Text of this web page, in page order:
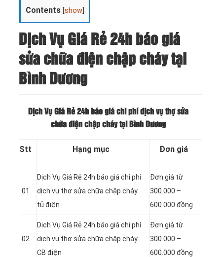
Contents [show
Dịch Vụ Giá Rẻ 24h báo giá
sửa chữa điện chập cháy tại
Bình Dương
Dịch Vụ Giá Rẻ 24h báo giá chi phí dịch vụ thợ sửa
chữa điện chập cháy tại Bình Dương
Stt Hạng mục Đơn giá
01
Dịch Vụ Giá Rẻ 24h báo giá chi phí
dịch vụ thợ sửa chữa chập cháy
tủ điện
Đơn giá từ
300.000 –
600.000 đồng
02
Dịch Vụ Giá Rẻ 24h báo giá chi phí
dịch vụ thợ sửa chữa chập cháy
CB điện
Đơn giá từ
300.000 –
600.000 đồng